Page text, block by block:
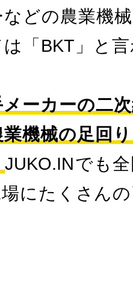
どの農業機
「BKT」と
ーカーの二
機械の足回
JUKO.INでも
にたくさん